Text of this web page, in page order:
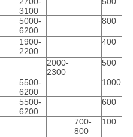
3100
5000-
6200
800
1900-
2200
400
2000-
2300
500
5500-
6200
1000
5500-
6200
600
700-
800
100